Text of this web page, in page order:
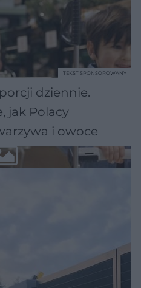
dziennie.
jak Polacy
i owoce
TEKST SPONSOROWANY